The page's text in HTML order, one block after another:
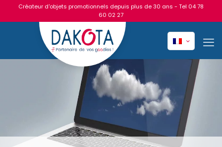
Créateur d'objets promotionnels depuis plus de 30 ans - Tel 04 78
60 02 27